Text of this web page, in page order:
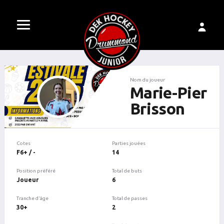
Nom du joueur
Marie-Pier
Brisson
Cotes
F6+ / -
Position préféré
Joueur
Tranche d'âge
30+
Parties jouées
14
Total de buts
6
Total de passes
2